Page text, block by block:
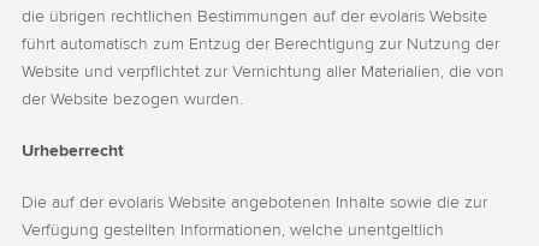
die übrigen rechtlichen Bestimmungen auf der evolaris Website
führt automatisch zum Entzug der Berechtigung zur Nutzung der
Website und verpflichtet zur Vernichtung aller Materialien, die von
der Website bezogen wurden.
Urheberrecht
Die auf der evolaris Website angebotenen Inhalte sowie die zur
Verfügung gestellten Informationen, welche unentgeltlich